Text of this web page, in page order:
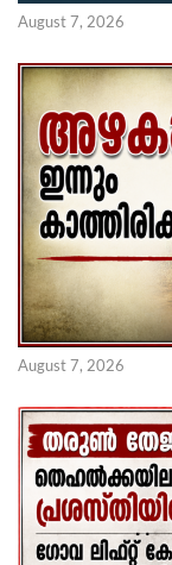
August 7, 2026
August 7, 2026